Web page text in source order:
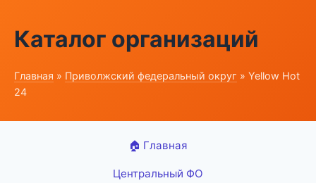
Каталог организаций
Главная » Приволжский федеральный округ » Yellow Hot
24
🏠 Главная
Центральный ФО